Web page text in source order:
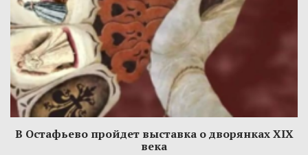
В Остафьево пройдет выставка о дворянках XIX
века